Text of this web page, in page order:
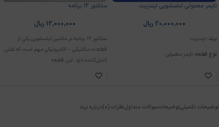
تایمر معمولی لباسشویی ایندزیت
20,000,000 ریال
برند: ایندزیت
نوع قطعه: تایمر معمولی
سلکتور 12 برنامه
12,000,000 ریال
سلکتور ۱۲ برنامه در ماشین لباسشویی یکی از
قطعات مکانیکی – الکترونیکی مهم است که نقش
کنترل‌کننده دارد. این قطعه
توضیحات تکمیلیتوضیحاتسوالات متداولنظرات (0) درباره برند